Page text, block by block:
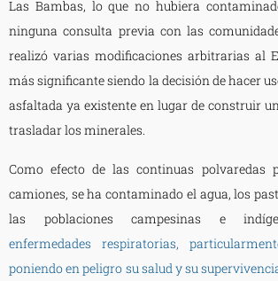
Las Bambas, lo que no hubiera
ninguna consulta previa con las
realizó varias modificaciones arbitrarias al
más significante siendo la decisión de hacer
asfaltada ya existente en lugar de construir
trasladar los minerales.
Como efecto de las continuas polvaredas
camiones, se ha contaminado el agua, los
las poblaciones campesinas e
enfermedades respiratorias,
poniendo en peligro su salud y su